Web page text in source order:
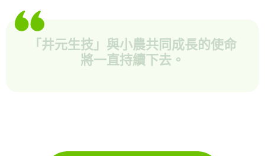
「井元生技」與小農共同成長的使命
將一直持續下去。